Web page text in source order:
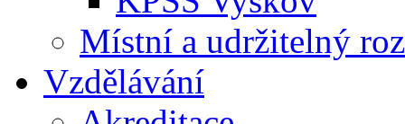
Místní a udržitelný
Vzdělávání